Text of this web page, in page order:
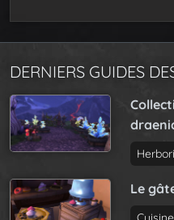
DERNIERS GUIDES
Le